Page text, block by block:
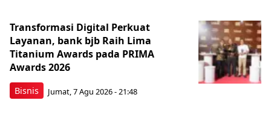
Bisnis
Transformasi Digital Perkuat
Layanan, bank bjb Raih Lima
Titanium Awards pada PRIMA
Awards 2026
Jumat, 7 Agu 2026 - 21:48